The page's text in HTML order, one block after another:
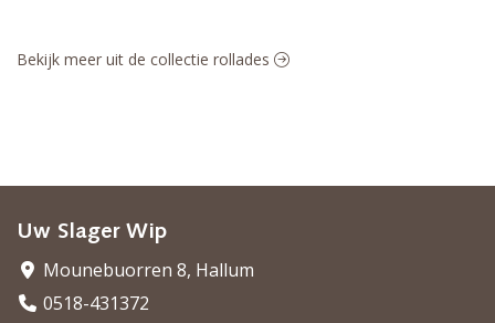
Bekijk meer uit de collectie rollades
Uw Slager Wip
Mounebuorren 8, Hallum
0518-431372